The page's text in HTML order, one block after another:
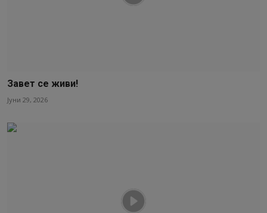
Завет се живи!
Јуни 29, 2026